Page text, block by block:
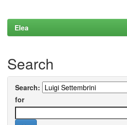
Elea
Search
Search:
for